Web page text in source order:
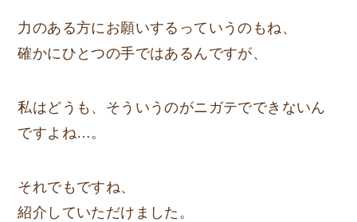
力のある方にお願いするっていうのもね、
確かにひとつの手ではあるんですが、
私はどうも、そういうのがニガテでできないん
ですよね…。
それでもですね、
紹介していただけました。